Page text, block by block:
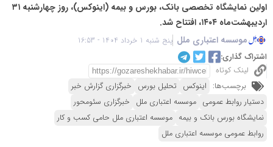
اولین نمایشگاه تخصصی بانک، بورس و بیمه (اینوکس)، روز چهارشنبه ۳۱
اردیبهشت‌ماه ۱۴۰۴، افتتاح شد.
موسسه اعتباری ملل پنج شنبه 1 خرداد 1404 - 16:53
اشتراک گذاری:
لینک کوتاه
برچسب‌ها: اینوکس تحلیل بورس خبرگزاری گزارش خبر
دستیار روابط عمومی موسسه اعتباری ملل خبرگزاری سئومحور
نمایشگاه بورس بانک و بیمه موسسه اعتباری ملل حامی کسب و کار
روابط عمومی موسسه اعتباری ملل